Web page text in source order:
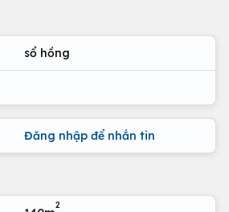
sổ hồng
Đăng nhập để nhắn tin
2